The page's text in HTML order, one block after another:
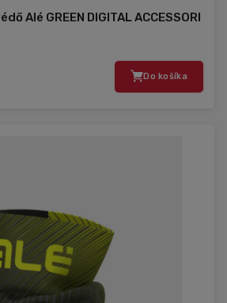
Alé GREEN DIGITAL ACCESSORI
Do košíka